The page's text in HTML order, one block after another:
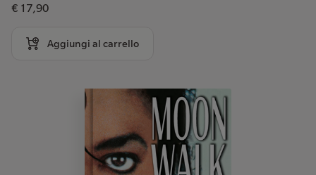
€ 17,90
Aggiungi al carrello